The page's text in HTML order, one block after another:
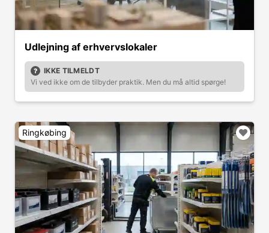
Udlejning af erhvervslokaler
IKKE TILMELDT
Vi ved ikke om de tilbyder praktik. Men du må altid spørge!
Ringkøbing